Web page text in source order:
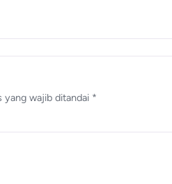
yang wajib ditandai *